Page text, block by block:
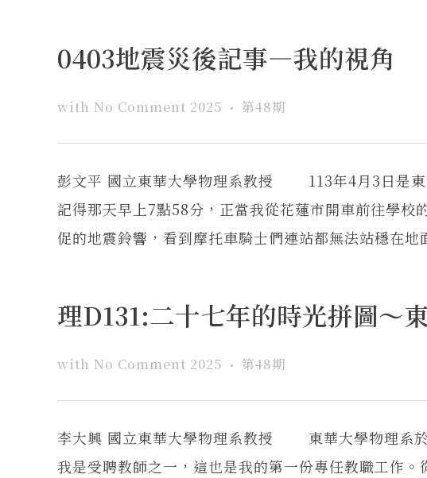
0403地震災後記事—我的視角
with No Comment 2025 第48期
彭文平 國立東華大學物理系教授 113年4月3日是
記得那天早上7點58分，正當我從花蓮市開車前往學校
促的地震鈴響，看到摩托車騎士們連站都無法站穩在地
理D131:二十七年的時光拼圖～
with No Comment 2025 第48期
李大興 國立東華大學物理系教授 東華大學物理系於
我是受聘教師之一，這也是我的第一份專任教職工作